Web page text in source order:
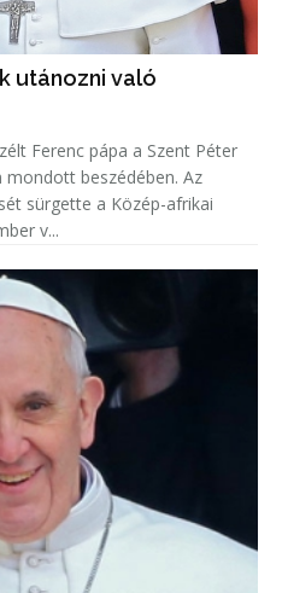
utánozni való
Ferenc pápa a Szent Péter
beszédében. Az
sürgette a Közép-afrikai
v...